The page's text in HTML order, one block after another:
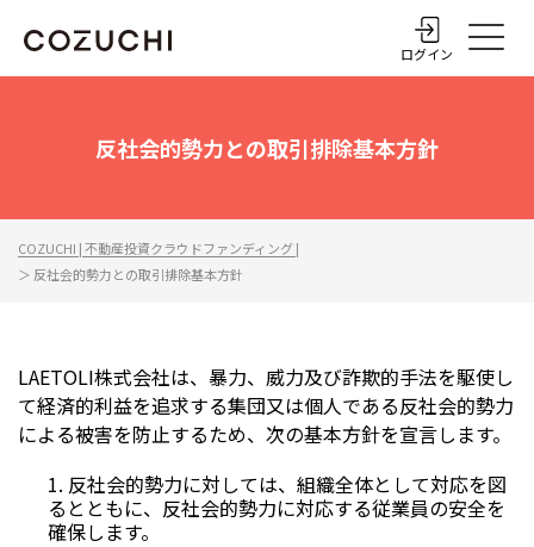
ログイン
反社会的勢力との取引排除基本方針
COZUCHI | 不動産投資クラウドファンディング |
＞ 反社会的勢力との取引排除基本方針
LAETOLI株式会社は、暴力、威力及び詐欺的手法を駆使し
て経済的利益を追求する集団又は個人である反社会的勢力
による被害を防止するため、次の基本方針を宣言します。
1. 反社会的勢力に対しては、組織全体として対応を図
るとともに、反社会的勢力に対応する従業員の安全を
確保します。